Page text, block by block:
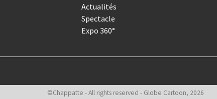
Actualités
Spectacle
Expo 360°
©Chappatte - All rights reserved - Globe Cartoon, 2026